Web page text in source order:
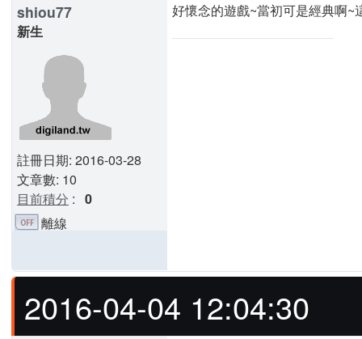
shiou77
新生
註冊日期: 2016-03-28
文章數: 10
目前積分 : 0
好懷念的遊戲~當初可是經典啊~
離線
2016-04-04 12:04:30